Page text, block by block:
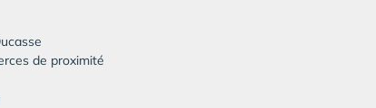
de proximité